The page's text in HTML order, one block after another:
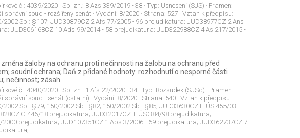
č.: 4039/2020· Sp. zn.: 8 Azs 339/2019 - 38· Typ: Usnesení (SJS) · Pramen:
správní soud - rozšířený senát· Vydání: 8/2020· Strana: 527· Vztah k předpisu:
2002 Sb.: §107; JUD30879CZ 2 Afs 77/2005 - 96 prejudikatura; JUD38977CZ 2 Ans
JUD306168CZ 10 Ads 99/2014 - 58 prejudikatura; JUD322988CZ 4 As 217/2015 -
žaloby na ochranu proti nečinnosti na žalobu na ochranu před
soudní ochrana; Daň z přidané hodnoty: rozhodnutí o nesporné části
nečinnost; zásah
č.: 4040/2020· Sp. zn.: 1 Afs 22/2020 - 34· Typ: Rozsudek (SJSd) · Pramen:
správní soud - senát (ostatní) · Vydání: 8/2020· Strana: 540· Vztah k předpisu:
2002 Sb.: §79; 150/2002 Sb.: §82; 150/2002 Sb.: §85; JUD33630CZ II. ÚS 455/03
C-446/18 prejudikatura; JUD32017CZ II. ÚS 384/98 prejudikatura;
2000 prejudikatura; JUD107351CZ 1 Aps 3/2006 - 69 prejudikatura; JUD362737CZ 7